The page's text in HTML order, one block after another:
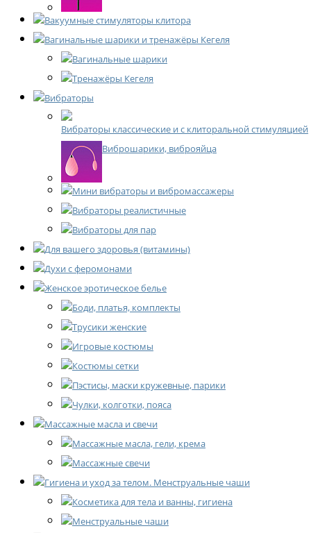
Вакуумные стимуляторы клитора
Вагинальные шарики и тренажёры Кегеля
Вагинальные шарики
Тренажёры Кегеля
Вибраторы
Вибраторы классические и с клиторальной стимуляцией
Виброшарики, виброяйца
Мини вибраторы и вибромассажеры
Вибраторы реалистичные
Вибраторы для пар
Для вашего здоровья (витамины)
Духи с феромонами
Женское эротическое белье
Боди, платья, комплекты
Трусики женские
Игровые костюмы
Костюмы сетки
Пэстисы, маски кружевные, парики
Чулки, колготки, пояса
Массажные масла и свечи
Массажные масла, гели, крема
Массажные свечи
Гигиена и уход за телом. Менструальные чаши
Косметика для тела и ванны, гигиена
Менструальные чаши